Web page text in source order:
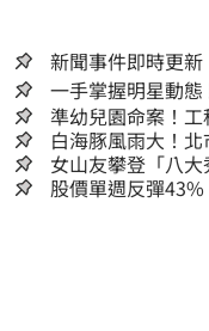
新聞事件即時更
準幼兒園命案！
到…下土石活埋他
白海豚風雨大！
友灌爆：標準在哪
女山友攀登「八
媽還沒找到
股價單週反彈